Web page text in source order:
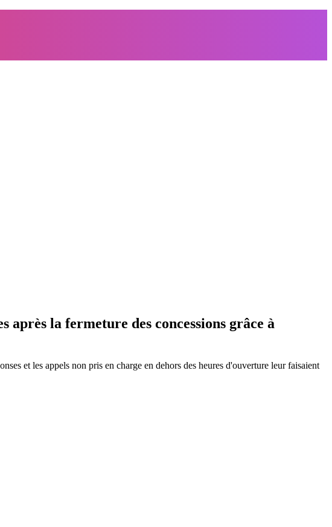
la fermeture des concessions grâce à
et les appels non pris en charge en dehors des heures d'ouverture leur faisaient